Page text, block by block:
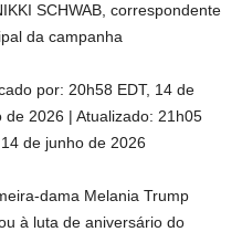
SCHWAB, correspondente
da campanha
por: 20h58 EDT, 14 de
de 2026 |Atualizado: 21h05
14 de junho de 2026
dama Melania Trump
à luta de aniversário do